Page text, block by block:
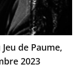
de Paume,
2023